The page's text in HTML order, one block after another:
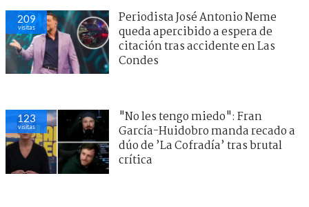
209
visitas
Periodista José Antonio Neme
queda apercibido a espera de
citación tras accidente en Las
Condes
123
visitas
"No les tengo miedo": Fran
García-Huidobro manda recado a
dúo de ’La Cofradía’ tras brutal
crítica